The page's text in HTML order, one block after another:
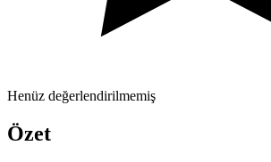
Henüz değerlendirilmemiş
Özet